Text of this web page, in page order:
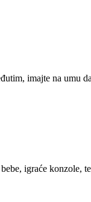
imajte na umu
igraće konzole,